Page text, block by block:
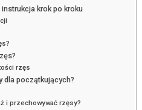
krok po kroku
rzęs
dla początkujących?
i przechowywać rzęsy?